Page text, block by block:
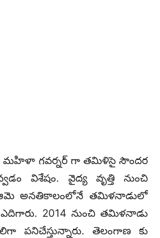
మహిళా గవర్నర్ గా తమిళిసై సౌందర
విశేషం. వైద్య వృత్తి నుంచి
అనతికాలంలోనే తమిళనాడులో
2014 నుంచి తమిళనాడు
పనిచేస్తున్నారు. తెలంగాణ కు